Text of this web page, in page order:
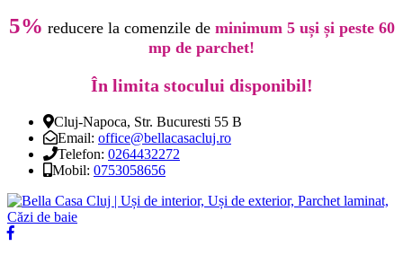
5% reducere la comenzile de minimum 5 uși și peste 60
mp de parchet!
În limita stocului disponibil!
Cluj-Napoca, Str. Bucuresti 55 B
Email: office@bellacasacluj.ro
Telefon: 0264432272
Mobil: 0753058656